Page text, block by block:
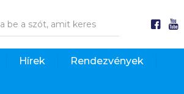
Hírek Rendezvények